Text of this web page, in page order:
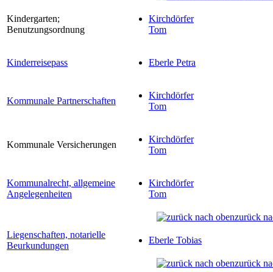
Kindergarten;
Benutzungsordnung
Kirchdörfer
Tom
Kinderreisepass Eberle Petra
Kommunale Partnerschaften
Kirchdörfer
Tom
Kommunale Versicherungen
Kirchdörfer
Tom
Kommunalrecht, allgemeine
Angelegenheiten
Kirchdörfer
Tom
zurück
Liegenschaften, notarielle
Beurkundungen
Eberle Tobias
zurück